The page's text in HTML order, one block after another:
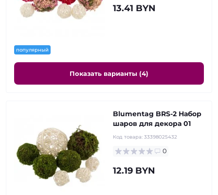
популярный
13.41 BYN
Показать варианты (4)
Blumentag BRS-2 Набор
шаров для декора 01
Код товара: 33398025432
0
12.19 BYN